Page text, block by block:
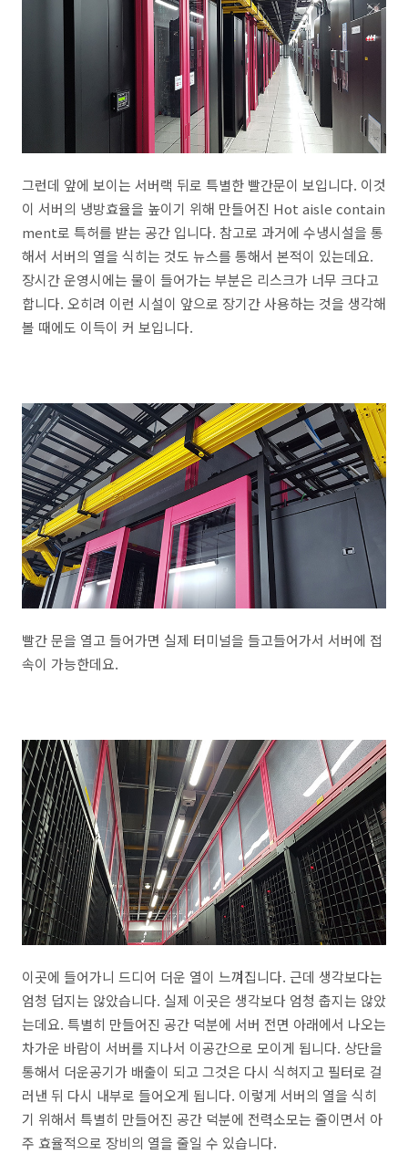
그런데 앞에 보이는 서버랙 뒤로 특별한 빨간문이 보입니다. 이것
이 서버의 냉방효율을 높이기 위해 만들어진 Hot aisle contain
ment로 특허를 받는 공간 입니다. 참고로 과거에 수냉시설을 통
해서 서버의 열을 식히는 것도 뉴스를 통해서 본적이 있는데요.
장시간 운영시에는 물이 들어가는 부분은 리스크가 너무 크다고
합니다. 오히려 이런 시설이 앞으로 장기간 사용하는 것을 생각해
볼 때에도 이득이 커 보입니다.
빨간 문을 열고 들어가면 실제 터미널을 들고들어가서 서버에 접
속이 가능한데요.
이곳에 들어가니 드디어 더운 열이 느껴집니다. 근데 생각보다는
엄청 덥지는 않았습니다. 실제 이곳은 생각보다 엄청 춥지는 않았
는데요. 특별히 만들어진 공간 덕분에 서버 전면 아래에서 나오는
차가운 바람이 서버를 지나서 이공간으로 모이게 됩니다. 상단을
통해서 더운공기가 배출이 되고 그것은 다시 식혀지고 필터로 걸
러낸 뒤 다시 내부로 들어오게 됩니다. 이렇게 서버의 열을 식히
기 위해서 특별히 만들어진 공간 덕분에 전력소모는 줄이면서 아
주 효율적으로 장비의 열을 줄일 수 있습니다.